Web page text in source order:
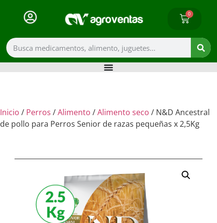
0
Inicio / Perros /Alimento /Alimento seco / N&D Ancestral
de pollo para Perros Senior de razas pequeñas x 2,5Kg